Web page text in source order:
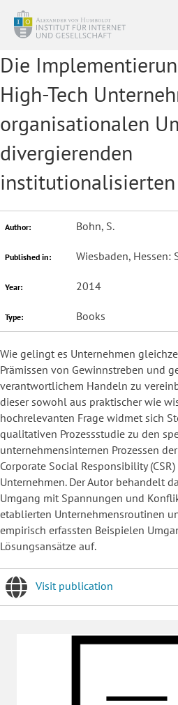
Die
High-Tech
organisationalen
divergierenden
Author: Bohn, S.
Published in: Wiesbaden, Hessen:
Year: 2014
Type: Books
​Wie gelingt es Unternehmen
Prämissen von Gewinnstreben und
verantwortlichem Handeln zu
dieser sowohl aus praktischer wie
hochrelevanten Frage widmet sich
qualitativen Prozessstudie zu den
unternehmensinternen Prozessen
Corporate Social Responsibility
Unternehmen. Der Autor behandelt
Umgang mit Spannungen und
etablierten Unternehmensroutinen
empirisch erfassten Beispielen
Lösungsansätze auf.
Visit publication